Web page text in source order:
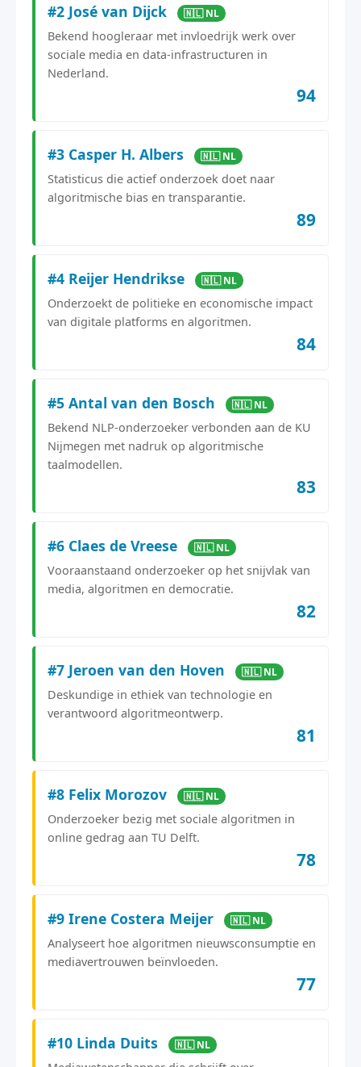
#2 José van Dijck 🇳🇱 NL
Bekend hoogleraar met invloedrijk werk over
sociale media en data-infrastructuren in
Nederland.
94
#3 Casper H. Albers 🇳🇱 NL
Statisticus die actief onderzoek doet naar
algoritmische bias en transparantie.
89
#4 Reijer Hendrikse 🇳🇱 NL
Onderzoekt de politieke en economische impact
van digitale platforms en algoritmen.
84
#5 Antal van den Bosch 🇳🇱 NL
Bekend NLP-onderzoeker verbonden aan de KU
Nijmegen met nadruk op algoritmische
taalmodellen.
83
#6 Claes de Vreese 🇳🇱 NL
Vooraanstaand onderzoeker op het snijvlak van
media, algoritmen en democratie.
82
#7 Jeroen van den Hoven 🇳🇱 NL
Deskundige in ethiek van technologie en
verantwoord algoritmeontwerp.
81
#8 Felix Morozov 🇳🇱 NL
Onderzoeker bezig met sociale algoritmen in
online gedrag aan TU Delft.
78
#9 Irene Costera Meijer 🇳🇱 NL
Analyseert hoe algoritmen nieuwsconsumptie en
mediavertrouwen beïnvloeden.
77
#10 Linda Duits 🇳🇱 NL